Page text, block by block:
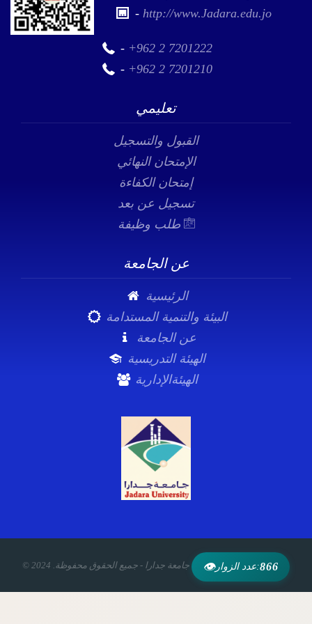
- http://www.Jadara.edu.jo
- +962 2 7201222
- +962 2 7201210
تعليمي
القبول والتسجيل
الإمتحان النهائي
إمتحان الكفاءة
تسجيل عن بعد
عن الجامعة
الرئيسية
البيئة والتنمية المستدامة
عن الجامعة
الهيئة التدريسية
الهيئةالإدارية
© 2024 .جامعة جدارا - جميع الحقوق محفوظة 👁 عدد الزوار:866